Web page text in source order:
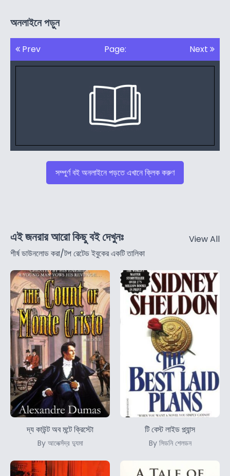
অনলাইনে পড়ুন
Prev Page: Next
সম্পুর্ণ বই অনলাইনে পড়তে এখানে ক্লিক করুণ
এই জনরার আরো কিছু বই দেখুনঃ
শীর্ষ ডাউনলোড করা/টপ রেটেড ইবুকের একটি তালিকা
View All
দ্য কাউন্ট অব মন্টে ক্রিস্টো
By আলেক্সঁদ্র দ্যুমা
টি বেস্ট লাইড প্ল্যান্স
By সিডনি শেলডন